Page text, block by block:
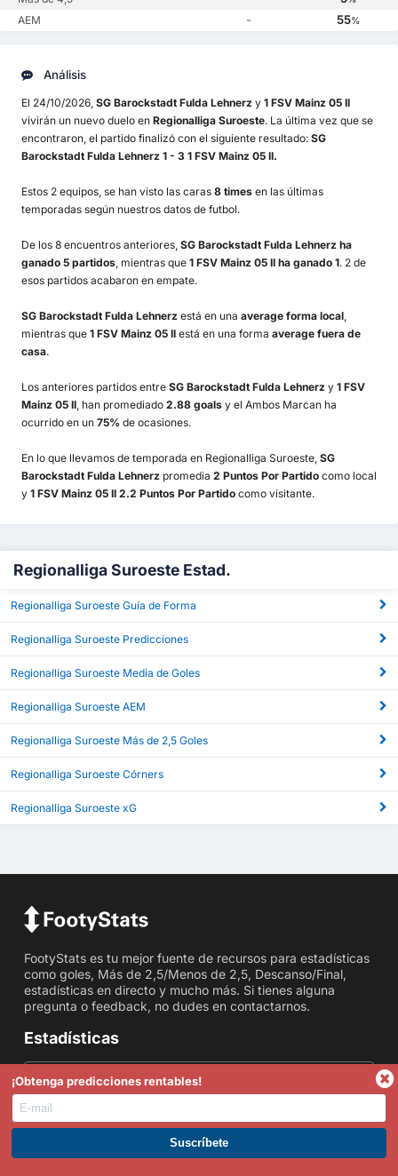
AEM - 55%
Análisis
El 24/10/2026, SG Barockstadt Fulda Lehnerz y 1 FSV Mainz 05 II
vivirán un nuevo duelo en Regionalliga Suroeste. La última vez que se
encontraron, el partido finalizó con el siguiente resultado: SG
Barockstadt Fulda Lehnerz 1 - 3 1 FSV Mainz 05 II.
Estos 2 equipos, se han visto las caras 8 times en las últimas
temporadas según nuestros datos de futbol.
De los 8 encuentros anteriores, SG Barockstadt Fulda Lehnerz ha
ganado 5 partidos, mientras que 1 FSV Mainz 05 II ha ganado 1. 2 de
esos partidos acabaron en empate.
SG Barockstadt Fulda Lehnerz está en una average forma local,
mientras que 1 FSV Mainz 05 II está en una forma average fuera de
casa.
Los anteriores partidos entre SG Barockstadt Fulda Lehnerz y 1 FSV
Mainz 05 II, han promediado 2.88 goals y el Ambos Marcan ha
ocurrido en un 75% de ocasiones.
En lo que llevamos de temporada en Regionalliga Suroeste, SG
Barockstadt Fulda Lehnerz promedia 2 Puntos Por Partido como local
y 1 FSV Mainz 05 II 2.2 Puntos Por Partido como visitante.
Regionalliga Suroeste Estad.
Regionalliga Suroeste Guía de Forma
Regionalliga Suroeste Predicciones
Regionalliga Suroeste Media de Goles
Regionalliga Suroeste AEM
Regionalliga Suroeste Más de 2,5 Goles
Regionalliga Suroeste Córners
Regionalliga Suroeste xG
FootyStats es tu mejor fuente de recursos para estadísticas
como goles, Más de 2,5/Menos de 2,5, Descanso/Final,
estadísticas en directo y mucho más. Si tienes alguna
pregunta o feedback, no dudes en contactarnos.
Estadísticas
Más de / Menos de Goles
Estadísticas AEM
ÚNETE A PREMIUM. GANA AHORA.
¡Obtenga predicciones rentables!